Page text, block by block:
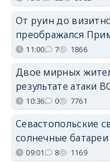
От руин до
преображался
11:00 7 1866
Двое мирных
результате атаки
10:36 0 7761
Севастопольские
солнечные батареи
09:01 8 1169